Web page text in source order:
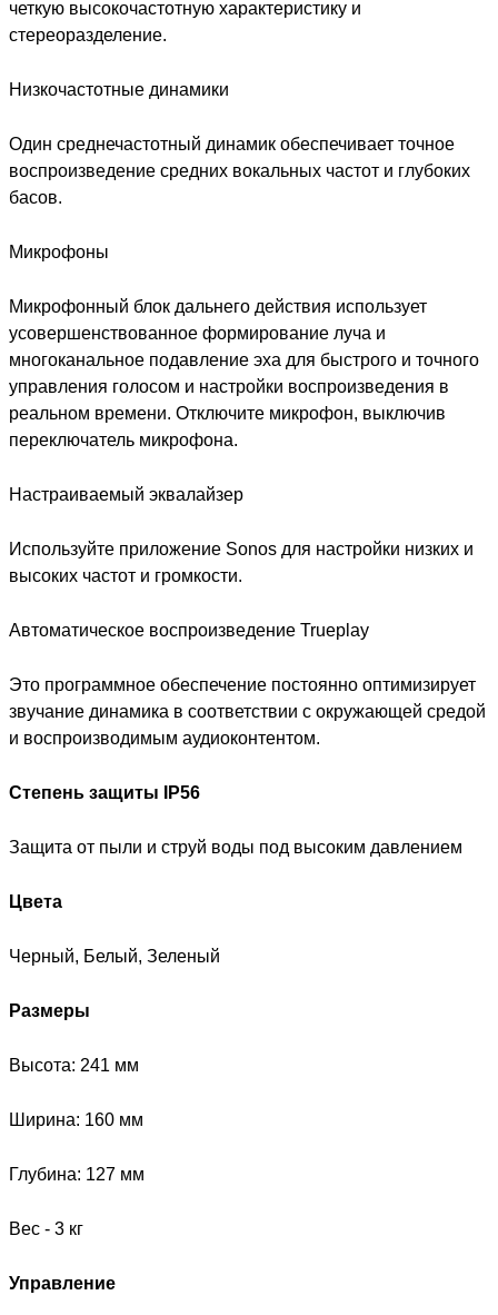
четкую высокочастотную характеристику и
стереоразделение.
Низкочастотные динамики
Один среднечастотный динамик обеспечивает точное
воспроизведение средних вокальных частот и глубоких
басов.
Микрофоны
Микрофонный блок дальнего действия использует
усовершенствованное формирование луча и
многоканальное подавление эха для быстрого и точного
управления голосом и настройки воспроизведения в
реальном времени. Отключите микрофон, выключив
переключатель микрофона.
Настраиваемый эквалайзер
Используйте приложение Sonos для настройки низких и
высоких частот и громкости.
Автоматическое воспроизведение Trueplay
Это программное обеспечение постоянно оптимизирует
звучание динамика в соответствии с окружающей средой
и воспроизводимым аудиоконтентом.
Степень защиты IP56
Защита от пыли и струй воды под высоким давлением
Цвета
Черный, Белый, Зеленый
Размеры
Высота: 241 мм
Ширина: 160 мм
Глубина: 127 мм
Вес - 3 кг
Управление